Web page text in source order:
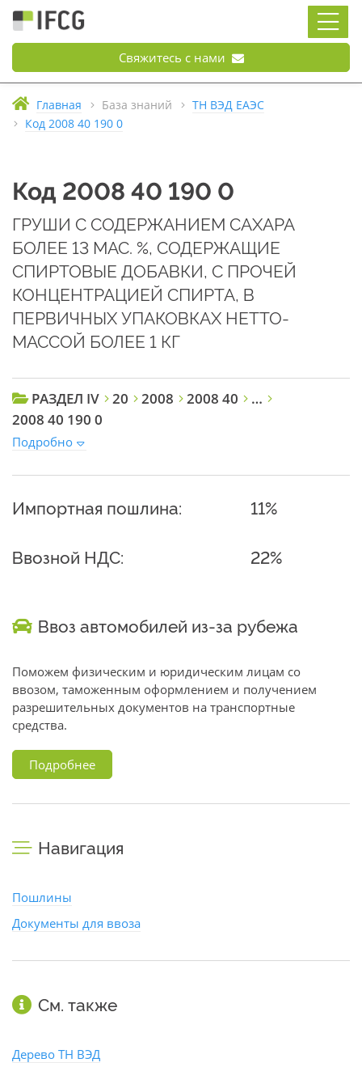
Свяжитесь с нами
Главная База знаний
ТН ВЭД ЕАЭС
Код 2008 40 190 0
Код 2008 40 190 0
ГРУШИ С СОДЕРЖАНИЕМ САХАРА
БОЛЕЕ 13 МАС. %, СОДЕРЖАЩИЕ
СПИРТОВЫЕ ДОБАВКИ, С ПРОЧЕЙ
КОНЦЕНТРАЦИЕЙ СПИРТА, В
ПЕРВИЧНЫХ УПАКОВКАХ НЕТТО-
МАССОЙ БОЛЕЕ 1 КГ
РАЗДЕЛ IV 20 2008 2008 40
…
2008 40 190 0
Подробно
Импортная пошлина: 11%
Ввозной НДС: 22%
Ввоз автомобилей из-за рубежа
Поможем физическим и юридическим лицам со
ввозом, таможенным оформлением и получением
разрешительных документов на транспортные
средства.
Подробнее
Навигация
Пошлины
Документы для ввоза
См. также
Дерево ТН ВЭД